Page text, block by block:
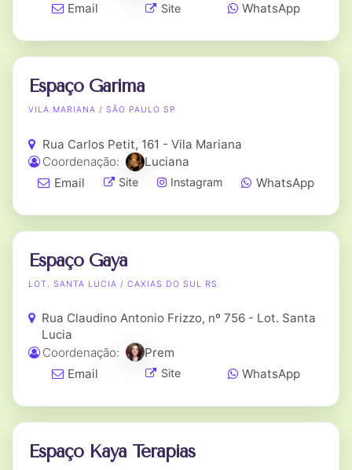
Email
Site WhatsApp
Espaço Garima
VILA MARIANA / SÃO PAULO SP
Rua Carlos Petit, 161 - Vila Mariana
Coordenação:
Luciana
Email
Site Instagram WhatsApp
Espaço Gaya
LOT. SANTA LUCIA / CAXIAS DO SUL RS
Rua Claudino Antonio Frizzo, nº 756 - Lot. Santa
Lucia
Coordenação:
Prem
Email
Site WhatsApp
Espaço Kaya Terapias